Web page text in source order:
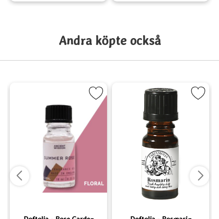
Andra köpte också
Markera Doftolja - Rose Garden som favorit
Markera Doftolja -